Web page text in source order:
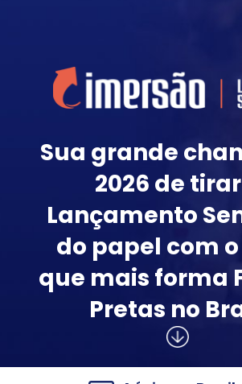
Sua grande
2026 de
Lançamento
do papel com
que mais forma
Pretas no